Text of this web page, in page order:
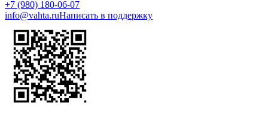
+7 (980) 180-06-07
info@vahta.ruНаписать в поддержку